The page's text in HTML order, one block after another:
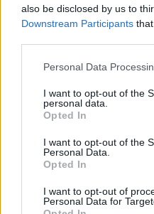
also be disclosed by us to
Downstream Participants
Personal Data
I want to opt-out of the
personal data.
Opted In
I want to opt-out of the
Personal Data.
Opted In
I want to opt-out of
Personal Data for
Prestar especial
calzado: deben
o totalmente planos.
la columna vertebral
demasiado
usar un calzado con
Mantener una vida
física de manera
es imprescindible
ejercicio físico
musculo-